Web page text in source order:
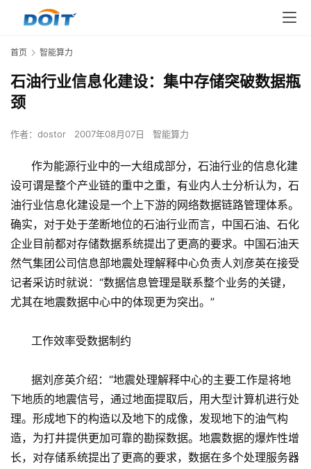
首页 智能算力
石油行业信息化建设：集中存储突破数据瓶
颈
作者： dostor 2007年08月07日 智能算力
作为能源行业中的一大组成部分，石油行业的信息化建
设可谓是整个产业链的重中之重，有业内人士分析认为，石
油行业信息化建设是一个上下游的网络数据链路管理体系。
确实，对于处于垄断地位的石油行业而言，中国石油、石化
企业目前都对存储数据系统提出了更高的要求。中国石油天
然气集团公司信息部地震处理解释中心负责人刘彦英在接受
记者采访时就说：“数据信息管理是联系整个业务的关键，
尤其在地震数据中心中的体现更为突出。”
工作效率受数据制约
据刘彦英介绍：“地震处理解释中心的主要工作是将地
下地质的地震信号，通过地面提取后，用大型计算机进行处
理。形成地下的构造以及地下的成像，发现地下的油气构
造，为打井提供更加可靠的勘探数据。地震数据的爆炸性增
长，对存储系统提出了更高的要求，数据在多个处理服务器